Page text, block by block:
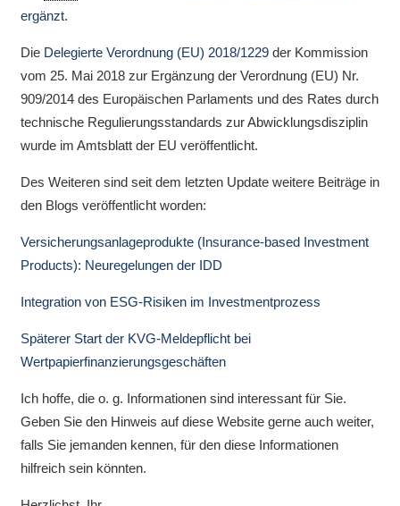
ergänzt.
Die Delegierte Verordnung (EU) 2018/1229der Kommission
vom 25. Mai 2018 zur Ergänzung der Verordnung (EU) Nr.
909/2014 des Europäischen Parlaments und des Rates durch
technische Regulierungsstandards zur Abwicklungsdisziplin
wurde im Amtsblatt der EU veröffentlicht.
Des Weiteren sind seit dem letzten Update weitere Beiträge in
den Blogs veröffentlicht worden:
Versicherungsanlageprodukte (Insurance-based Investment
Products): Neuregelungen der IDD
Integration von ESG-Risiken im Investmentprozess
Späterer Start der KVG-Meldepflicht bei
Wertpapierfinanzierungsgeschäften
Ich hoffe, die o. g. Informationen sind interessant für Sie.
Geben Sie den Hinweis auf diese Website gerne auch weiter,
falls Sie jemanden kennen, für den diese Informationen
hilfreich sein könnten.